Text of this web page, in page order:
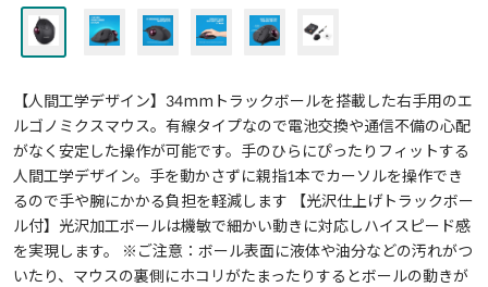
【人間工学デザイン】34mmトラックボールを搭載した右手用のエ
ルゴノミクスマウス。有線タイプなので電池交換や通信不備の心配
がなく安定した操作が可能です。手のひらにぴったりフィットする
人間工学デザイン。手を動かさずに親指1本でカーソルを操作でき
るので手や腕にかかる負担を軽減します 【光沢仕上げトラックボー
ル付】光沢加工ボールは機敏で細かい動きに対応しハイスピード感
を実現します。 ※ご注意：ボール表面に液体や油分などの汚れがつ
いたり、マウスの裏側にホコリがたまったりするとボールの動きが